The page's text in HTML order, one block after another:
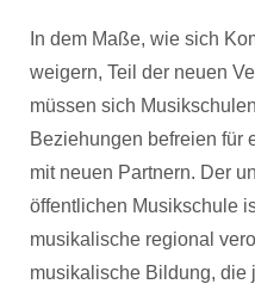
In dem Maße, wie sich
weigern, Teil der neuen
müssen sich
Beziehungen befreien für
mit neuen Partnern. Der
öffentlichen Musikschule
musikalische regional
musikalische Bildung, die